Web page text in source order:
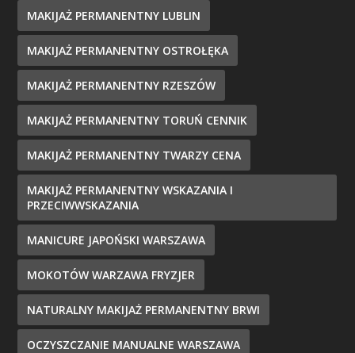
MAKIJAŻ PERMANENTNY LUBLIN
MAKIJAŻ PERMANENTNY OSTROŁĘKA
MAKIJAŻ PERMANENTNY RZESZÓW
MAKIJAŻ PERMANENTNY TORUŃ CENNIK
MAKIJAŻ PERMANENTNY TWARZY CENA
MAKIJAŻ PERMANENTNY WSKAZANIA I
PRZECIWWSKAZANIA
MANICURE JAPOŃSKI WARSZAWA
MOKOTÓW WARZAWA FRYZJER
NATURALNY MAKIJAŻ PERMANENTNY BRWI
OCZYSZCZANIE MANUALNE WARSZAWA